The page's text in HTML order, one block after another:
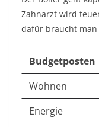
Zahnarzt wird
dafür braucht man
Budgetposten
Wohnen
Energie